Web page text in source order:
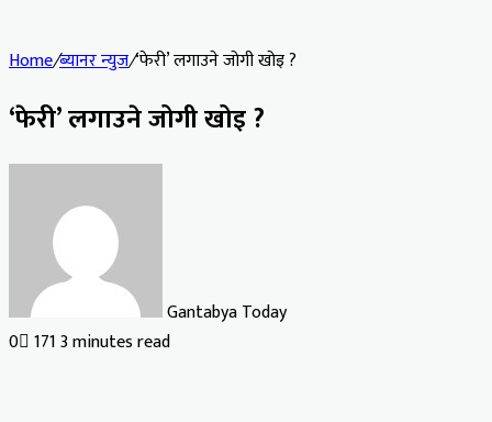
Home/ब्यानर न्युज/‘फेरी’ लगाउने जोगी खोइ ?
‘फेरी’ लगाउने जोगी खोइ ?
Gantabya Today
0 1713 minutes read